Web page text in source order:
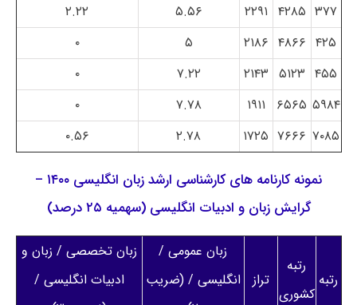
۳۷۷ ۴۲۸۵ ۲۲۹۱ ۵.۵۶
۲.۲۲
۴۲۵ ۴۸۶۶ ۲۱۸۶ ۵
۰
۴۵۵ ۵۱۲۳ ۲۱۴۳ ۷.۲۲
۰
۵۹۸۴ ۶۵۶۵ ۱۹۱۱ ۷.۷۸
۰
۷۰۸۵ ۷۶۶۶ ۱۷۲۵ ۲.۷۸ ۰.۵۶
نمونه کارنامه های کارشناسی ارشد زبان انگلیسی ۱۴۰۰ –
گرایش زبان و ادبیات انگلیسی (سهمیه ۲۵ درصد)
رتبه
رتبه
کشوری
تراز
زبان عمومی /
انگلیسی / (ضریب
زبان تخصصی / زبان و
ادبیات انگلیسی /